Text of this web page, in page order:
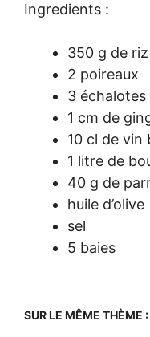
Ingredients :
350 g de
2 poireaux
3 échalotes
1 cm de
10 cl de vin
1 litre de
40 g de
huile d’olive
sel
5 baies
SUR LE MÊME THÈME :